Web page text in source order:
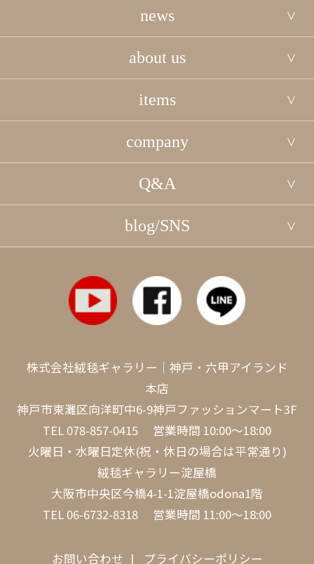
news
about us
items
company
Q&A
blog/SNS
株式会社絨毯ギャラリー｜神戸・六甲アイランド
本店
神戸市東灘区向洋町中6-9神戸ファッションマート3F
TEL 078-857-0415 営業時間 10:00～18:00
火曜日・水曜日定休(祝・休日の場合は平常通り)
絨毯ギャラリー淀屋橋
大阪市中央区今橋4-1-1淀屋橋odona1階
TEL 06-6732-8318 営業時間 11:00～18:00
お問い合わせ プライバシーポリシー